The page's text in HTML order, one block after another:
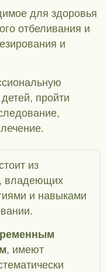
для здоровья
отбеливания и
и
пройти
из
владеющих
и навыками
, имеют